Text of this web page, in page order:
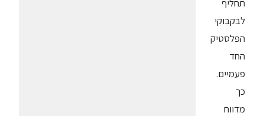
תחליף
לבקבוקי
הפלסטיק
החד
פעמיים.
כך
מדווח